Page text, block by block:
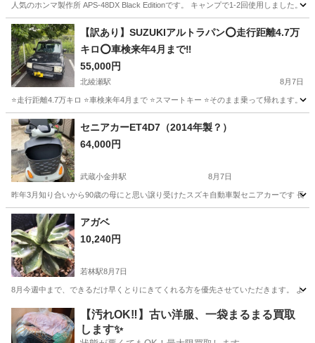
人気のホンマ製作所 APS-48DX Black Editionです。 キャンプで1-2回使用しました。
東京 小金井市 武蔵小金井駅
【訳あり】SUZUKIアルトラパン⭕️走行距離4.7万
キロ⭕️車検来年4月まで‼️
55,000円
北綾瀬駅 8月7日
⭐️走行距離4.7万キロ ⭐️車検来年4月まで ⭐️スマートキー ⭐️そのまま乗って帰れます
東京 葛飾区 北綾瀬駅
セニアカーET4D7（2014年製？）
64,000円
武蔵小金井駅 8月7日
昨年3月知り合いから90歳の母にと思い譲り受けたスズキ自動車製セニアカーです 長
東京 小金井市 武蔵小金井駅
アガベ
10,240円
若林駅8月7日
8月今週中まで、できるだけ早くとりにきてくれる方を優先させていただきます。 よ
東京 世田谷区 若林駅 その他 アガベ
【汚れOK‼️】古い洋服、一袋まるまる買取
します✨